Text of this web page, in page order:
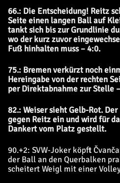
66.: Die Entscheidung! Reitz
Seite einen langen Ball auf
tankt sich bis zur Grundlinie
wo der kurz zuvor
Fuß hinhalten muss – 4:0.
75.: Bremen verkürzt noch
Hereingabe von der rechten
per Direktabnahme zur Stelle
82.: Weiser sieht Gelb-Rot.
gegen Reitz ein und wird für
Dankert vom Platz gestellt.
90.+2: SVW-Joker köpft
der Ball an den Querbalken
scheitert Weigl mit einer